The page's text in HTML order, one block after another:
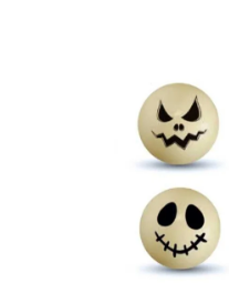
ZDRAVÉ PEČENÍ
DÁRKOVÉ POUKAZY